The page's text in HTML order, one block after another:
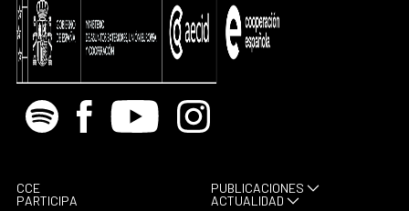
Spotify Facebook
Youtube Instagram
CCE
PARTICIPA
PUBLICACIONES
ACTUALIDAD